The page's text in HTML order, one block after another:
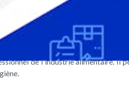
de l'industrie alimentaire. Il